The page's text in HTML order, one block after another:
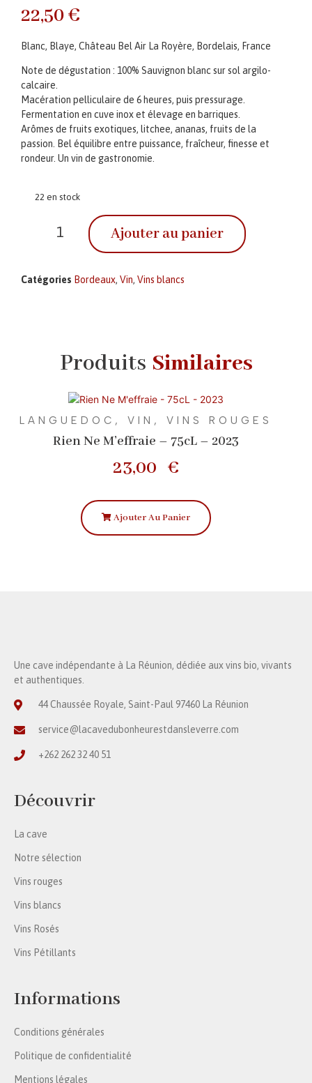
22,50€
Blanc, Blaye, Château Bel Air La Royère, Bordelais, France
Note de dégustation : 100% Sauvignon blanc sur sol argilo-
calcaire.
Macération pelliculaire de 6 heures, puis pressurage.
Fermentation en cuve inox et élevage en barriques.
Arômes de fruits exotiques, litchee, ananas, fruits de la
passion. Bel équilibre entre puissance, fraîcheur, finesse et
rondeur. Un vin de gastronomie.
22 en stock
Ajouter au panier
Catégories Bordeaux, Vin, Vins blancs
Produits Similaires
LANGUEDOC , VIN , VINS ROUGES
Rien Ne M’effraie – 75cL – 2023
23,00 €
Ajouter Au Panier
Une cave indépendante à La Réunion, dédiée aux vins bio, vivants
et authentiques.
44 Chaussée Royale, Saint-Paul 97460 La Réunion
service@lacavedubonheurestdansleverre.com
+262 262 32 40 51
Découvrir
La cave
Notre sélection
Vins rouges
Vins blancs
Vins Rosés
Vins Pétillants
Informations
Conditions générales
Politique de confidentialité
Mentions légales